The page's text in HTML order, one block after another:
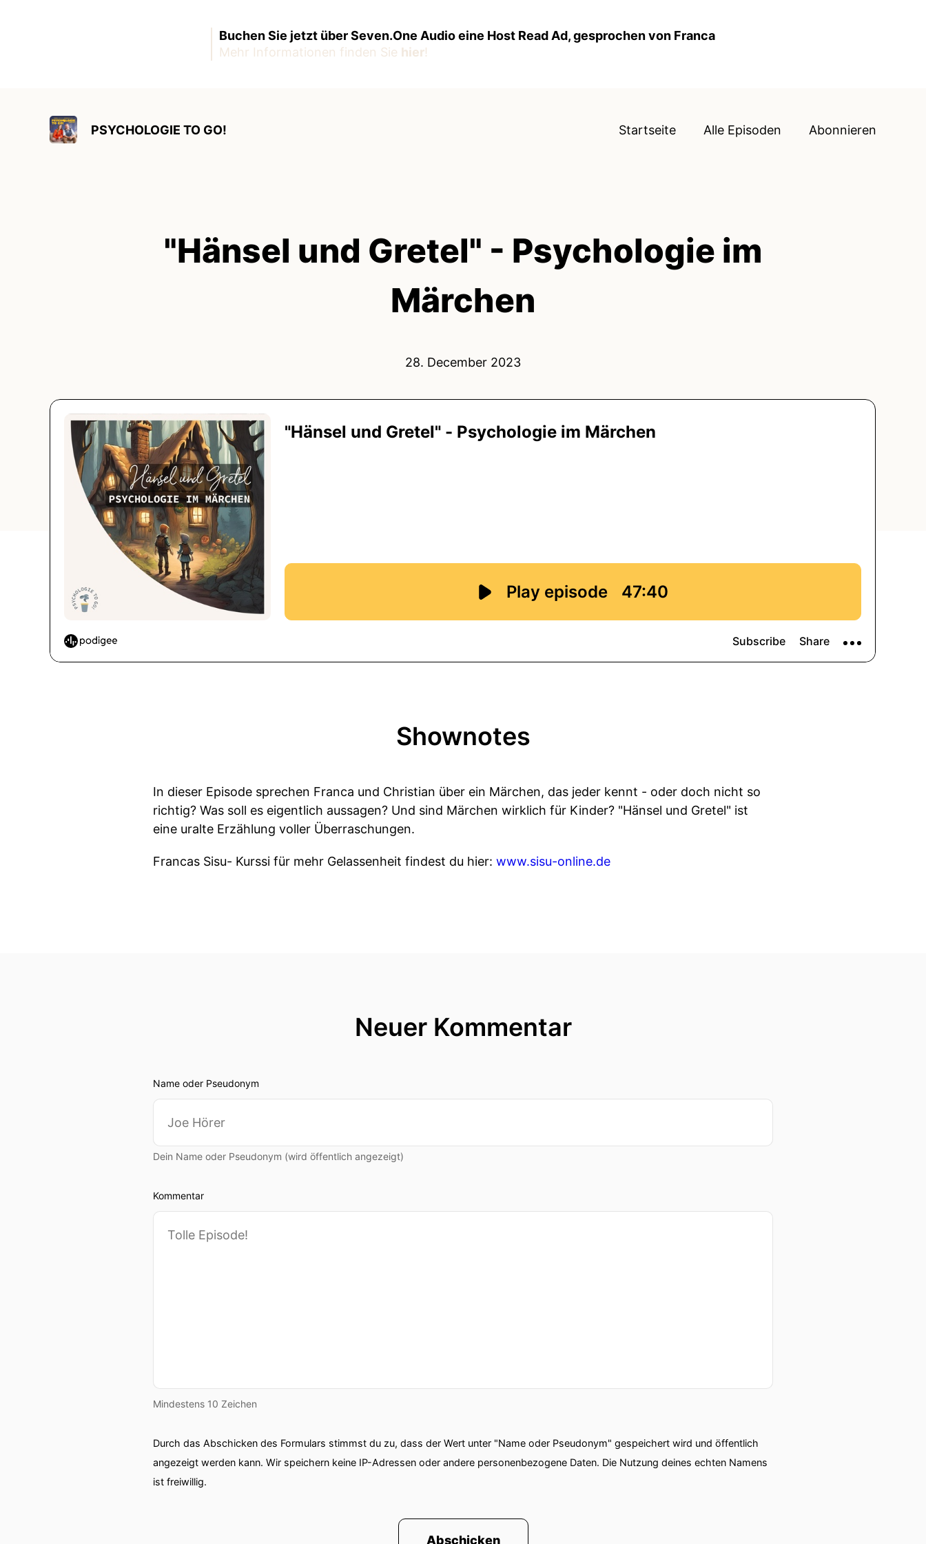
Buchen Sie jetzt über Seven.One Audio eine Host Read Ad, gesprochen von Franca
Mehr Informationen finden Sie hier!
PSYCHOLOGIE TO GO! Startseite Alle Episoden Abonnieren
"Hänsel und Gretel" - Psychologie im
Märchen
28. December 2023
Shownotes
In dieser Episode sprechen Franca und Christian über ein Märchen, das jeder kennt - oder doch nicht so
richtig? Was soll es eigentlich aussagen? Und sind Märchen wirklich für Kinder? "Hänsel und Gretel" ist
eine uralte Erzählung voller Überraschungen.
Francas Sisu- Kurssi für mehr Gelassenheit findest du hier: www.sisu-online.de
Neuer Kommentar
Name oder Pseudonym
Dein Name oder Pseudonym (wird öffentlich angezeigt)
Kommentar
Mindestens 10 Zeichen
Durch das Abschicken des Formulars stimmst du zu, dass der Wert unter "Name oder Pseudonym" gespeichert wird und öffentlich
angezeigt werden kann. Wir speichern keine IP-Adressen oder andere personenbezogene Daten. Die Nutzung deines echten Namens
ist freiwillig.
Abschicken